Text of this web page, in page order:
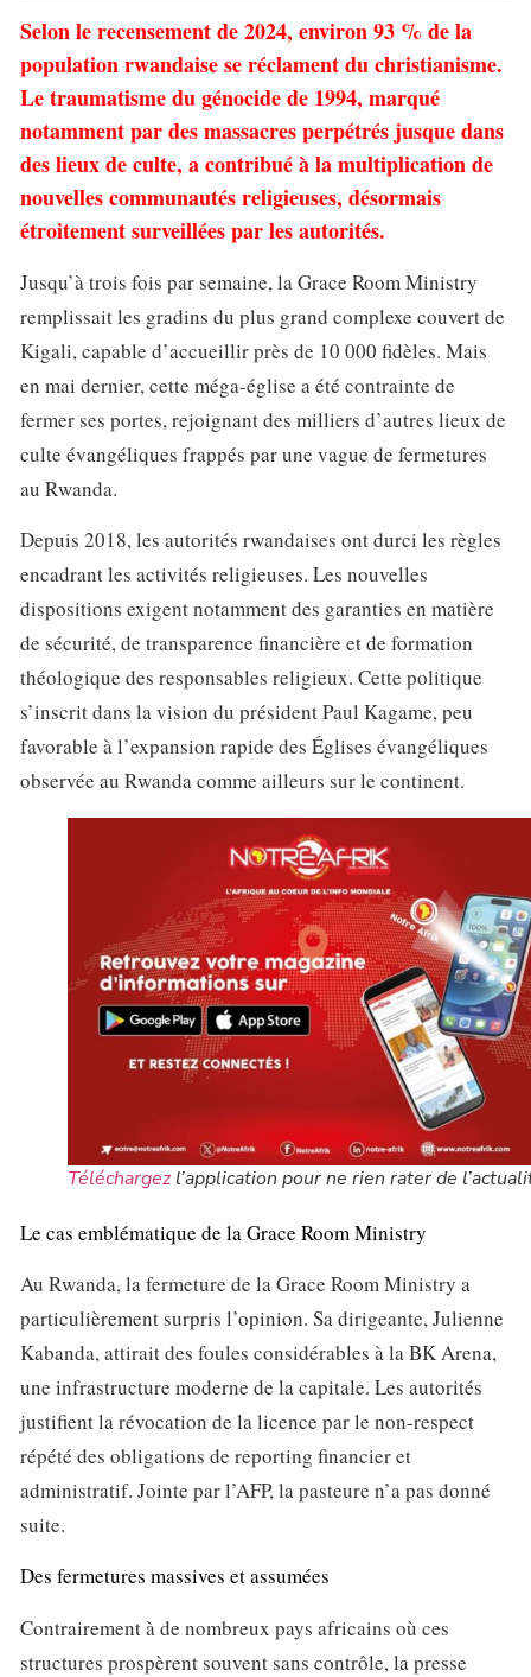
Selon le recensement de 2024, environ 93 % de la
population rwandaise se réclament du christianisme.
Le traumatisme du génocide de 1994, marqué
notamment par des massacres perpétrés jusque dans
des lieux de culte, a contribué à la multiplication de
nouvelles communautés religieuses, désormais
étroitement surveillées par les autorités.
Jusqu’à trois fois par semaine, la Grace Room Ministry
remplissait les gradins du plus grand complexe couvert de
Kigali, capable d’accueillir près de 10 000 fidèles. Mais
en mai dernier, cette méga-église a été contrainte de
fermer ses portes, rejoignant des milliers d’autres lieux de
culte évangéliques frappés par une vague de fermetures
au Rwanda.
Depuis 2018, les autorités rwandaises ont durci les règles
encadrant les activités religieuses. Les nouvelles
dispositions exigent notamment des garanties en matière
de sécurité, de transparence financière et de formation
théologique des responsables religieux. Cette politique
s’inscrit dans la vision du président Paul Kagame, peu
favorable à l’expansion rapide des Églises évangéliques
observée au Rwanda comme ailleurs sur le continent.
Téléchargezl’application pour ne rien rater de
Le cas emblématique de la Grace Room Ministry
Au Rwanda, la fermeture de la Grace Room Ministry a
particulièrement surpris l’opinion. Sa dirigeante, Julienne
Kabanda, attirait des foules considérables à la BK Arena,
une infrastructure moderne de la capitale. Les autorités
justifient la révocation de la licence par le non-respect
répété des obligations de reporting financier et
administratif. Jointe par l’AFP, la pasteure n’a pas donné
suite.
Des fermetures massives et assumées
Contrairement à de nombreux pays africains où ces
structures prospèrent souvent sans contrôle, la presse